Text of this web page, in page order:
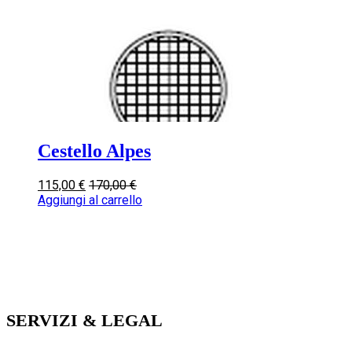
Cestello Alpes
115,00 € 170,00€
Aggiungi al carrello
SERVIZI & LEGAL